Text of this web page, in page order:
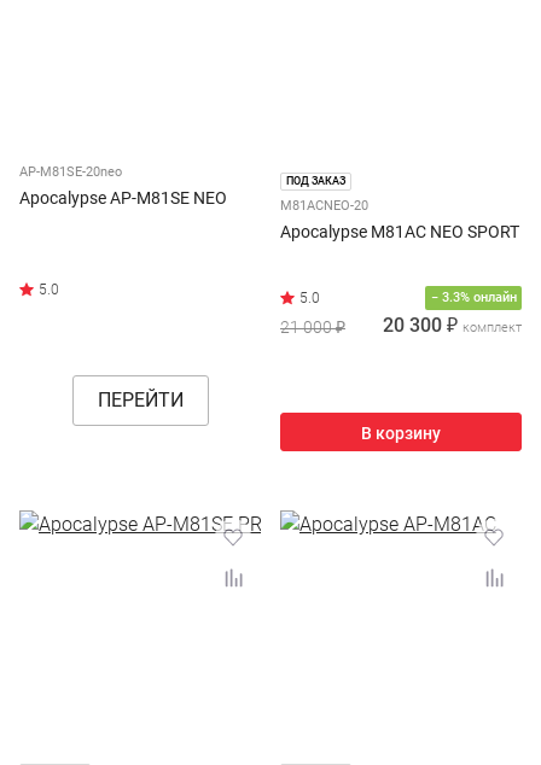
AP-M81SE-20neo
Apocalypse AP-M81SE NEO
ПЕРЕЙТИ
ПОД ЗАКАЗ
M81ACNEO-20
Apocalypse M81AC NEO SPORT
− 3.3% онлайн
21 000 ₽ 20 300 ₽ комплект
В корзину